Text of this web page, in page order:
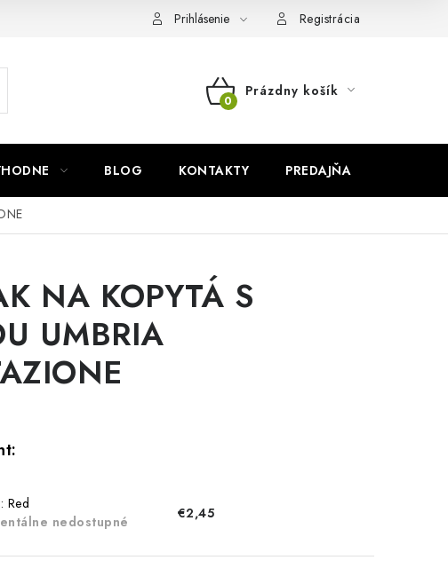
Prihlásenie Registrácia
NÁKUPNÝ
Prázdny košík
BLOG KONTAKTY PREDAJŇA
NA KOPYTÁ S
UMBRIA
Red
nedostupné
€2,45